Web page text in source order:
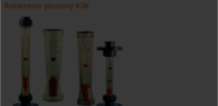
Rotameter plastový KSK